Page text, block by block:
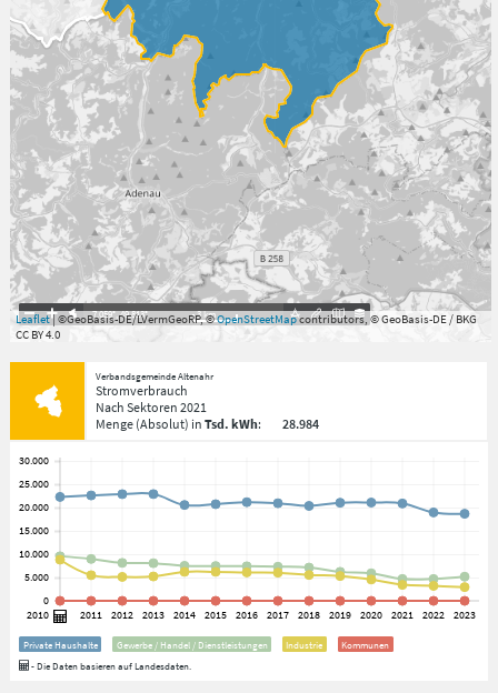
7.059°,49.813° 3km
Leaflet| ©GeoBasis-DE/LVermGeoRP, ©OpenStreetMapcontributors, © GeoBasis-DE / BKG
CC BY 4.0
Verbandsgemeinde Altenahr
Stromverbrauch
Nach Sektoren 2021
Menge(Absolut) in Tsd. kWh: 28.984
Private Haushalte Gewerbe / Handel / Dienstleistungen Industrie
Kommunen
- Die Daten basieren auf Landesdaten.